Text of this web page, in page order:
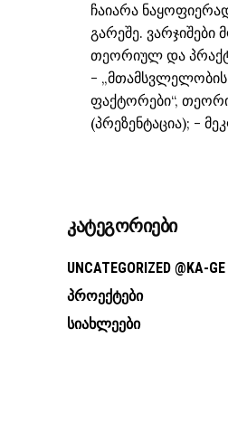
ჩაიარა
გარეშე. ვარჯიშები
თეორიულ და
-
ფაქტორები“,
(პრეზენტაცია); -
ᲙᲐᲢᲔᲒᲝᲠᲘᲔᲑᲘ
UNCATEGORIZED @KA-GE
ᲞᲠᲝᲔᲥᲢᲔᲑᲘ
ᲡᲘᲐᲮᲚᲔᲔᲑᲘ